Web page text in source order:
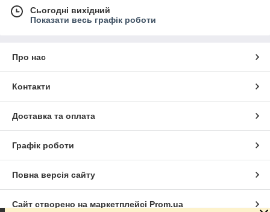
Сьогодні вихідний
Показати весь графік роботи
Про нас
Контакти
Доставка та оплата
Графік роботи
Повна версія сайту
Сайт створено на маркетплейсі Prom.ua